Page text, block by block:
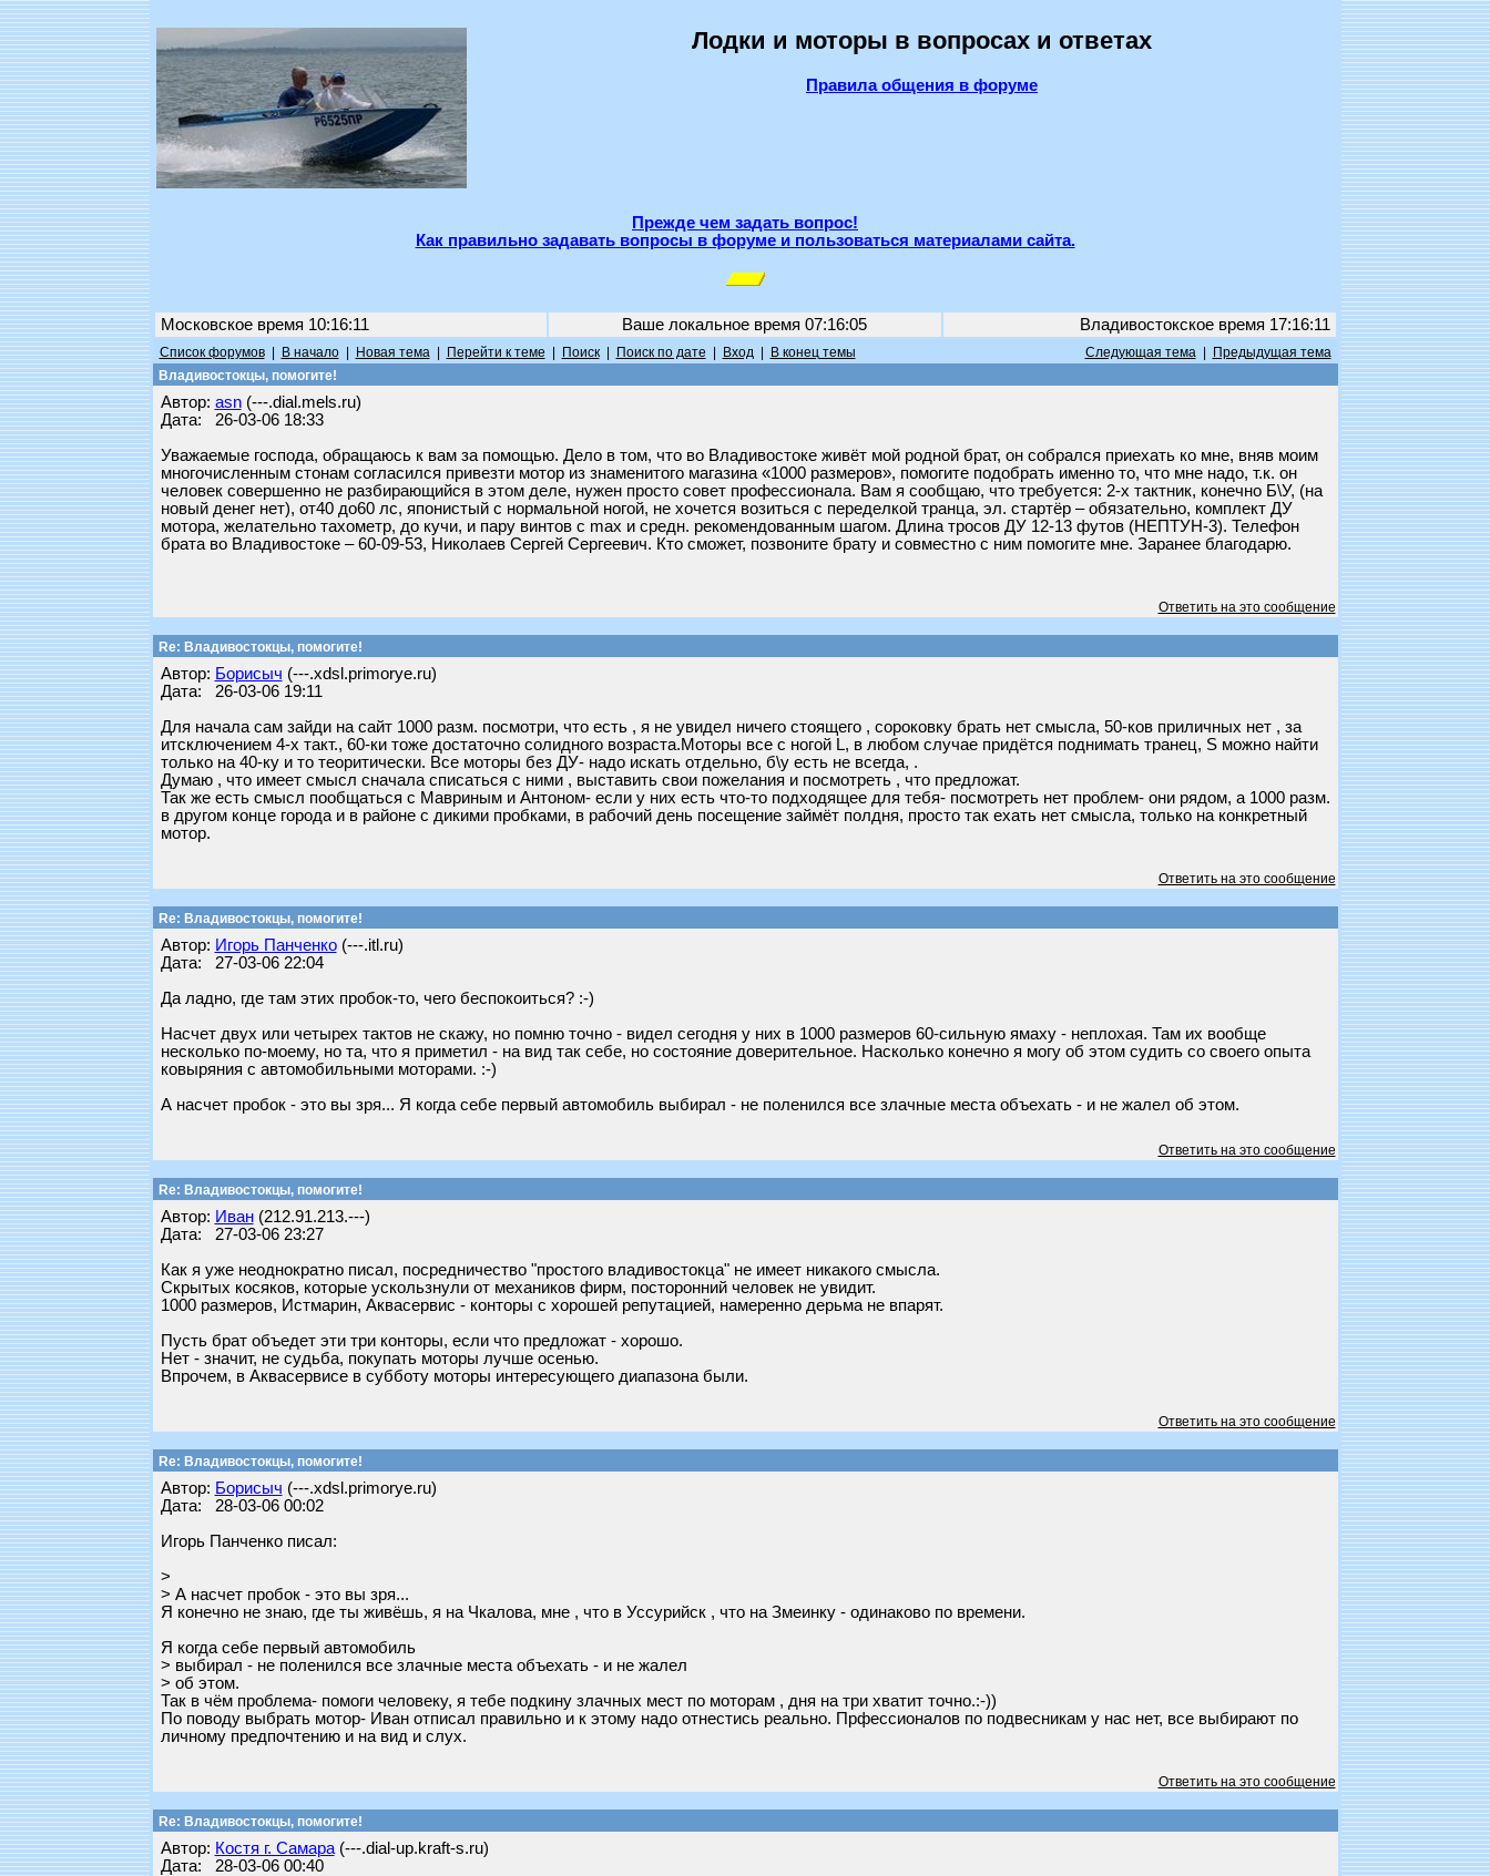
Лодки и моторы в вопросах и ответах
Правила общения в форуме
Прежде чем задать вопрос!
Как правильно задавать вопросы в форуме и пользоваться материалами сайта.
Московское время 10:16:11 Ваше локальное время 07:16:05 Владивостокское время 17:16:11
Список форумов| В начало| Новая тема| Перейти к теме Поиск| Поиск по дате Вход| В конец темы Следующая тема|
Предыдущая тема
Владивостокцы, помогите!
Автор: asn(---.dial.mels.ru)
Дата: 26-03-06 18:33
Уважаемые господа, обращаюсь к вам за помощью. Дело в том, что во Владивостоке живёт мой родной брат, он собрался приехать ко мне, вняв моим
многочисленным стонам согласился привезти мотор из знаменитого магазина «1000 размеров», помогите подобрать именно то, что мне надо, т.к. он
человек совершенно не разбирающийся в этом деле, нужен просто совет профессионала. Вам я сообщаю, что требуется: 2-х тактник, конечно Б\У, (на
новый денег нет), от40 до60 лс, японистый с нормальной ногой, не хочется возиться с переделкой транца, эл. стартёр – обязательно, комплект ДУ
мотора, желательно тахометр, до кучи, и пару винтов с max и средн. рекомендованным шагом. Длина тросов ДУ 12-13 футов (НЕПТУН-3). Телефон
брата во Владивостоке – 60-09-53, Николаев Сергей Сергеевич. Кто сможет, позвоните брату и совместно с ним помогите мне. Заранее благодарю.
Ответить на это сообщение
Re: Владивостокцы, помогите!
Автор: Борисыч (---.xdsl.primorye.ru)
Дата: 26-03-06 19:11
Для начала сам зайди на сайт 1000 разм. посмотри, что есть , я не увидел ничего стоящего , сороковку брать нет смысла, 50-ков приличных нет , за
итсключением 4-х такт., 60-ки тоже достаточно солидного возраста.Моторы все с ногой L, в любом случае придётся поднимать транец, S можно найти
только на 40-ку и то теоритически. Все моторы без ДУ- надо искать отдельно, б\у есть не всегда, .
Думаю , что имеет смысл сначала списаться с ними , выставить свои пожелания и посмотреть , что предложат.
Так же есть смысл пообщаться с Мавриным и Антоном- если у них есть что-то подходящее для тебя- посмотреть нет проблем- они рядом, а 1000 разм.
в другом конце города и в районе с дикими пробками, в рабочий день посещение займёт полдня, просто так ехать нет смысла, только на конкретный
мотор.
Ответить на это сообщение
Re: Владивостокцы, помогите!
Автор: Игорь Панченко(---.itl.ru)
Дата: 27-03-06 22:04
Да ладно, где там этих пробок-то, чего беспокоиться? :-)
Насчет двух или четырех тактов не скажу, но помню точно - видел сегодня у них в 1000 размеров 60-сильную ямаху - неплохая. Там их вообще
несколько по-моему, но та, что я приметил - на вид так себе, но состояние доверительное. Насколько конечно я могу об этом судить со своего опыта
ковыряния с автомобильными моторами. :-)
А насчет пробок - это вы зря... Я когда себе первый автомобиль выбирал - не поленился все злачные места объехать - и не жалел об этом.
Ответить на это сообщение
Re: Владивостокцы, помогите!
Автор: Иван(212.91.213.---)
Дата: 27-03-06 23:27
Как я уже неоднократно писал, посредничество "простого владивостокца" не имеет никакого смысла.
Скрытых косяков, которые ускользнули от механиков фирм, посторонний человек не увидит.
1000 размеров, Истмарин, Аквасервис - конторы с хорошей репутацией, намеренно дерьма не впарят.
Пусть брат объедет эти три конторы, если что предложат - хорошо.
Нет - значит, не судьба, покупать моторы лучше осенью.
Впрочем, в Аквасервисе в субботу моторы интересующего диапазона были.
Ответить на это сообщение
Re: Владивостокцы, помогите!
Автор: Борисыч (---.xdsl.primorye.ru)
Дата: 28-03-06 00:02
Игорь Панченко писал:
>
> А насчет пробок - это вы зря...
Я конечно не знаю, где ты живёшь, я на Чкалова, мне , что в Уссурийск , что на Змеинку - одинаково по времени.
Я когда себе первый автомобиль
> выбирал - не поленился все злачные места объехать - и не жалел
> об этом.
Так в чём проблема- помоги человеку, я тебе подкину злачных мест по моторам , дня на три хватит точно.:-))
По поводу выбрать мотор- Иван отписал правильно и к этому надо отнестись реально. Прфессионалов по подвесникам у нас нет, все выбирают по
личному предпочтению и на вид и слух.
Ответить на это сообщение
Re: Владивостокцы, помогите!
Автор: Костя г. Самара(---.dial-up.kraft-s.ru)
Дата: 28-03-06 00:40